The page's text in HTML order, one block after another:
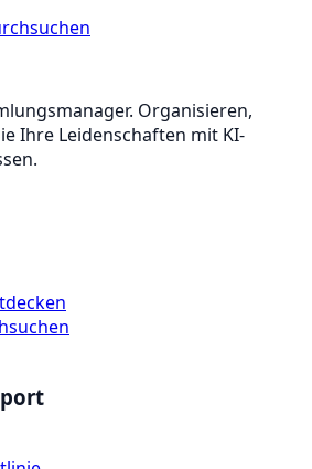
Organisieren,
Ihre Leidenschaften mit KI-